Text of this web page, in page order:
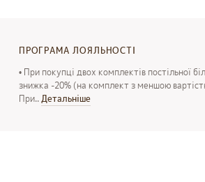
замовленняі внесення передоплати
ПРОГРАМА ЛОЯЛЬНОСТІ
• При покупці двох комплектів постільної
знижка -20% (на комплект з меншою
При..Детальнiше